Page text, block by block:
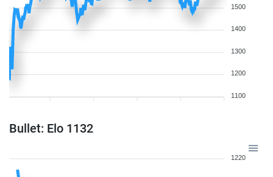
1500
1400
1300
1200
1100
Bullet: Elo 1132
1220